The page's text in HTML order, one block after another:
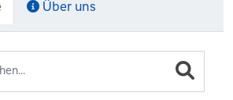
Über uns